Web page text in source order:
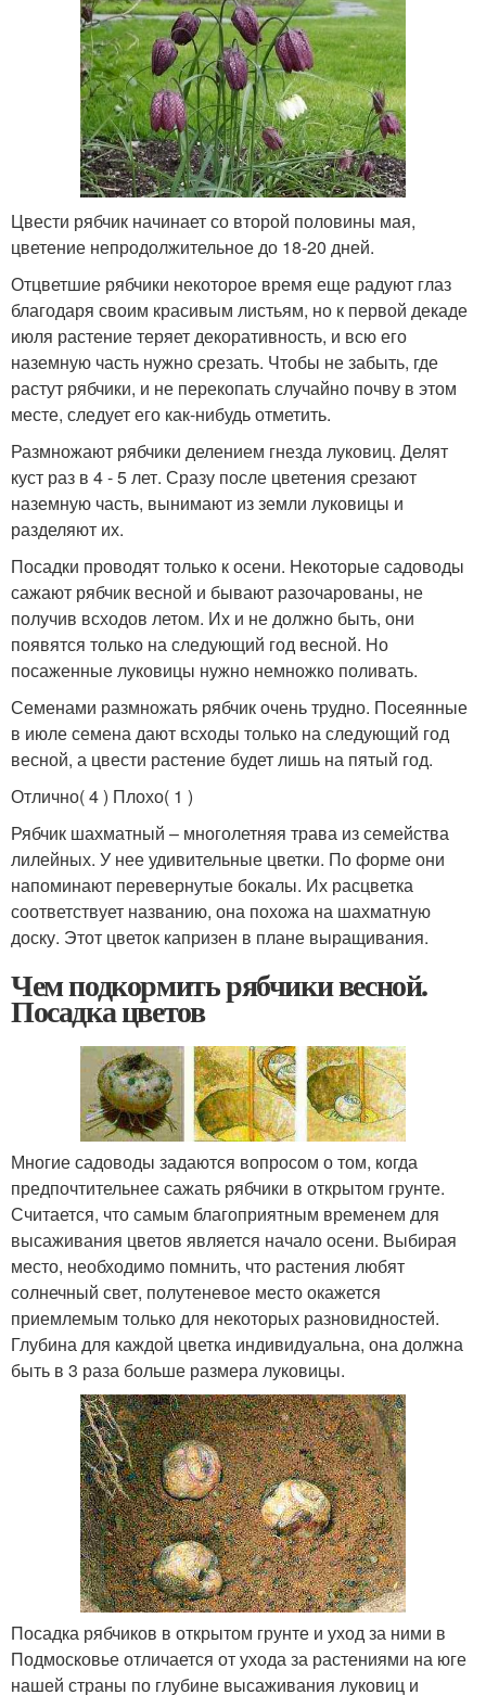
Цвести рябчик начинает со второй полови­ны мая,
цветение непродолжительное до 18-20 дней.
Отцветшие рябчики некоторое время еще раду­ют глаз
благодаря своим красивым листьям, но к первой декаде
июля растение теряет декоратив­ность, и всю его
наземную часть нужно срезать. Чтобы не забыть, где
растут рябчики, и не переко­пать случайно почву в этом
месте, следует его как-нибудь отметить.
Размножают рябчики делением гнезда луковиц. Делят
куст раз в 4 - 5 лет. Сразу после цветения срезают
наземную часть, вынимают из земли луко­вицы и
разделяют их.
Посадки проводят только к осени. Некоторые садоводы
сажают рябчик весной и бывают разоча­рованы, не
получив всходов летом. Их и не должно быть, они
появятся только на следующий год вес­ной. Но
посаженные луковицы нужно немножко по­ливать.
Семенами размножать рябчик очень трудно. По­сеянные
в июле семена дают всходы только на сле­дующий год
весной, а цвести растение будет лишь на пятый год.
Отлично( 4 ) Плохо( 1 )
Рябчик шахматный – многолетняя трава из семейства
лилейных. У нее удивительные цветки. По форме они
напоминают перевернутые бокалы. Их расцветка
соответствует названию, она похожа на шахматную
доску. Этот цветок капризен в плане выращивания.
Чем подкормить рябчики весной.
Посадка цветов
Многие садоводы задаются вопросом о том, когда
предпочтительнее сажать рябчики в открытом грунте.
Считается, что самым благоприятным временем для
высаживания цветов является начало осени. Выбирая
место, необходимо помнить, что растения любят
солнечный свет, полутеневое место окажется
приемлемым только для некоторых разновидностей.
Глубина для каждой цветка индивидуальна, она должна
быть в 3 раза больше размера луковицы.
Посадка рябчиков в открытом грунте и уход за ними в
Подмосковье отличается от ухода за растениями на юге
нашей страны по глубине высаживания луковиц и